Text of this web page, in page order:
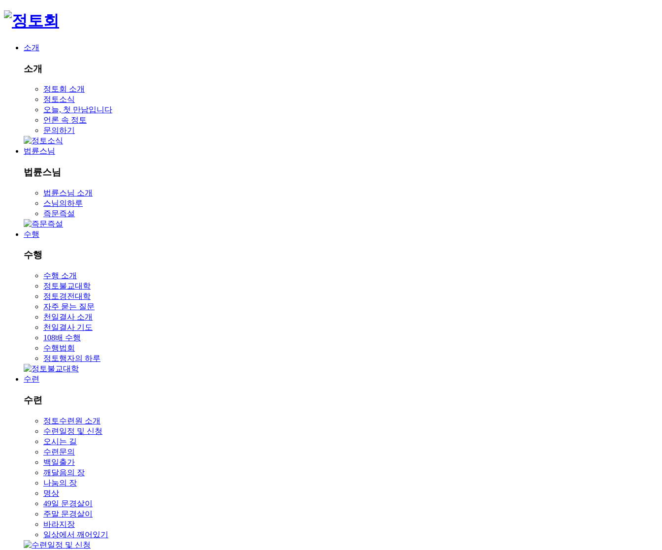
소개
소개
정토회 소개
정토소식
오늘, 첫 만남입니다
언론 속 정토
문의하기
법륜스님
법륜스님
법륜스님 소개
스님의하루
즉문즉설
수행
수행
수행 소개
정토불교대학
정토경전대학
자주 묻는 질문
천일결사 소개
천일결사 기도
108배 수행
수행법회
정토행자의 하루
수련
수련
정토수련원 소개
수련일정 및 신청
오시는 길
수련문의
백일출가
깨달음의 장
나눔의 장
명상
49일 문경살이
주말 문경살이
바라지장
일상에서 깨어있기